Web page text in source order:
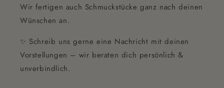
Wir fertigen auch Schmuckstücke ganz nach deinen
Wünschen an.
✨ Schreib uns gerne eine Nachricht mit deinen
Vorstellungen – wir beraten dich persönlich &
unverbindlich.